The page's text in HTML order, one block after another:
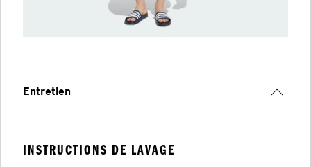
Entretien
INSTRUCTIONS DE LAVAGE